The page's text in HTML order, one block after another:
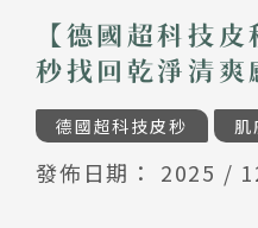
【德國超科技
秒找回乾淨清爽
德國超科技皮秒 肌
發佈日期： 2025 /